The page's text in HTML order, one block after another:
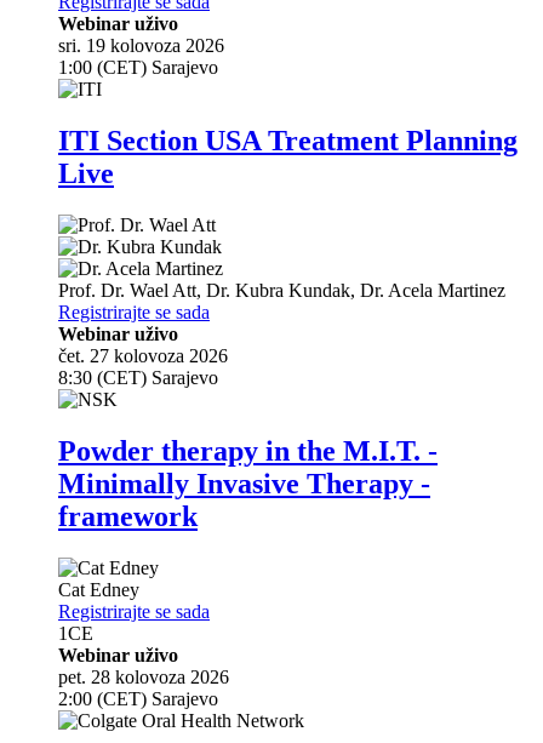
Webinar uživo
sri. 19 kolovoza 2026
1:00 (CET) Sarajevo
ITI Section USA Treatment Planning
Live
Prof. Dr. Wael Att, Dr. Kubra Kundak, Dr. Acela Martinez
Registrirajte se sada
Webinar uživo
čet. 27 kolovoza 2026
8:30 (CET) Sarajevo
Powder therapy in the M.I.T. -
Minimally Invasive Therapy -
framework
Cat Edney
Registrirajte se sada
1CE
Webinar uživo
pet. 28 kolovoza 2026
2:00 (CET) Sarajevo